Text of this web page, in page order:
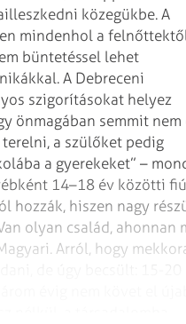
közegükbe. A
mindenhol a
büntetéssel lehet
A Debreceni
szigorításokat helyez
önmagában semmit nem
a szülőket pedig
a gyerekeket” –
14–18 év közötti
hozzák, hiszen nagy
olyan család, ahonnan
Arról, hogy